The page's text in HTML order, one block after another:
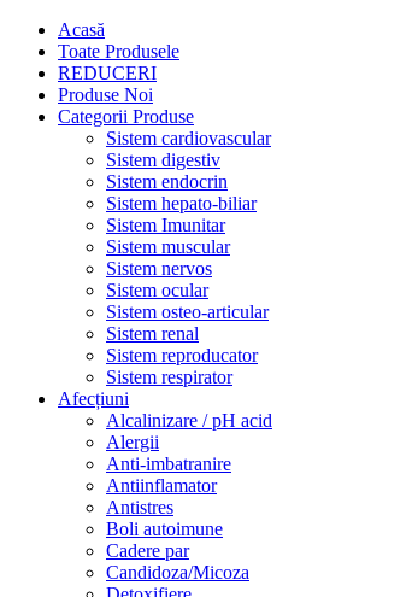
Acasă
Toate Produsele
REDUCERI
Produse Noi
Categorii Produse
Sistem cardiovascular
Sistem digestiv
Sistem endocrin
Sistem hepato-biliar
Sistem Imunitar
Sistem muscular
Sistem nervos
Sistem ocular
Sistem osteo-articular
Sistem renal
Sistem reproducator
Sistem respirator
Afecțiuni
Alcalinizare / pH acid
Alergii
Anti-imbatranire
Antiinflamator
Antistres
Boli autoimune
Cadere par
Candidoza/Micoza